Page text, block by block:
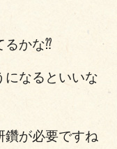
るかな⁇
になるといいな
鑽が必要ですね